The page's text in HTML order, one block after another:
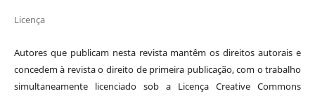
Licença
Autores que publicam nesta revista mantêm os direitos autorais e
concedem à revista o direito de primeira publicação, com o trabalho
simultaneamente licenciado sob a Licença Creative Commons